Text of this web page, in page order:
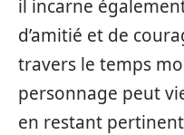
il incarne
d’amitié et de
travers le temps
personnage peut
en restant